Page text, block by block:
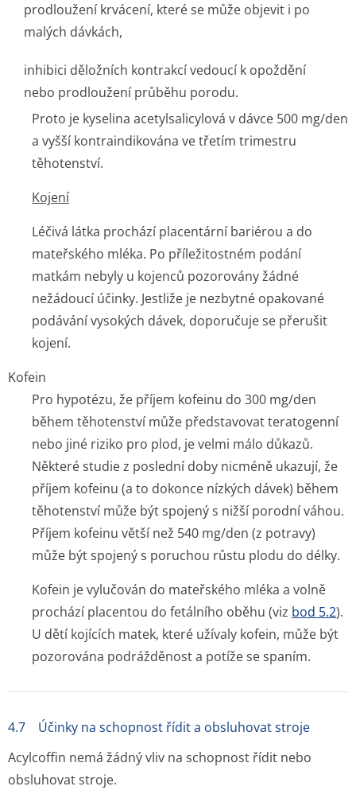
prodloužení krvácení, které se může objevit i po
malých dávkách,
inhibici děložních kontrakcí vedoucí k opoždění
nebo prodloužení průběhu porodu.
Proto je kyselina acetylsalicylová v dávce 500 mg/den
a vyšší kontraindikována ve třetím trimestru
těhotenství.
Kojení
Léčivá látka prochází placentární bariérou a do
mateřského mléka. Po příležitostném podání
matkám nebyly u kojenců pozorovány žádné
nežádoucí účinky. Jestliže je nezbytné opakované
podávání vysokých dávek, doporučuje se přerušit
kojení.
Kofein
Pro hypotézu, že příjem kofeinu do 300 mg/den
během těhotenství může představovat teratogenní
nebo jiné riziko pro plod, je velmi málo důkazů.
Některé studie z poslední doby nicméně ukazují, že
příjem kofeinu (a to dokonce nízkých dávek) během
těhotenství může být spojený s nižší porodní váhou.
Příjem kofeinu větší než 540 mg/den (z potravy)
může být spojený s poruchou růstu plodu do délky.
Kofein je vylučován do mateřského mléka a volně
prochází placentou do fetálního oběhu (viz bod 5.2).
U dětí kojících matek, které užívaly kofein, může být
pozorována podrážděnost a potíže se spaním.
4.7 Účinky na schopnost řídit a obsluhovat stroje
Acylcoffin nemá žádný vliv na schopnost řídit nebo
obsluhovat stroje.